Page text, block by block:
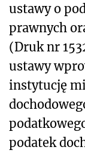
ustawy o
prawnych
(Druk nr
ustawy
instytucję
podatek